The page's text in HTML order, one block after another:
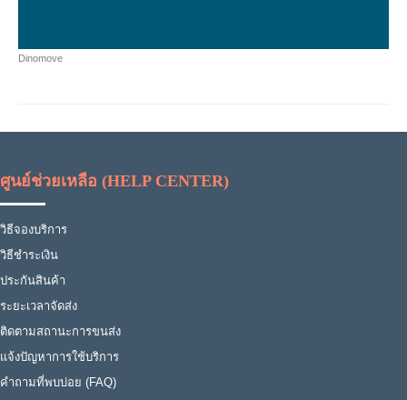
Dinomove
ศูนย์ช่วยเหลือ (HELP CENTER)
วิธีจองบริการ
วิธีชำระเงิน
ประกันสินค้า
ระยะเวลาจัดส่ง
ติดตามสถานะการขนส่ง
แจ้งปัญหาการใช้บริการ
คำถามที่พบบ่อย (FAQ)